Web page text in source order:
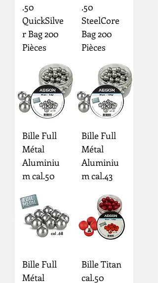
.50
QuickSilve
r Bag 200
Pièces
.50
SteelCore
Bag 200
Pièces
Bille Full
Métal
Aluminiu
m cal.50
Bille Full
Métal
Aluminiu
m cal.43
Bille Full
Métal
Bille Titan
cal.50